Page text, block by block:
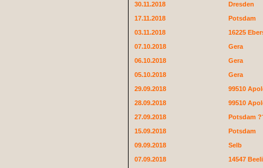
30.11.2018
Dresden
17.11.2018
Potsdam
03.11.2018
16225
07.10.2018
Gera
06.10.2018
Gera
05.10.2018
Gera
29.09.2018
99510
28.09.2018
99510
27.09.2018
Potsdam
15.09.2018
Potsdam
09.09.2018
Selb
07.09.2018
14547